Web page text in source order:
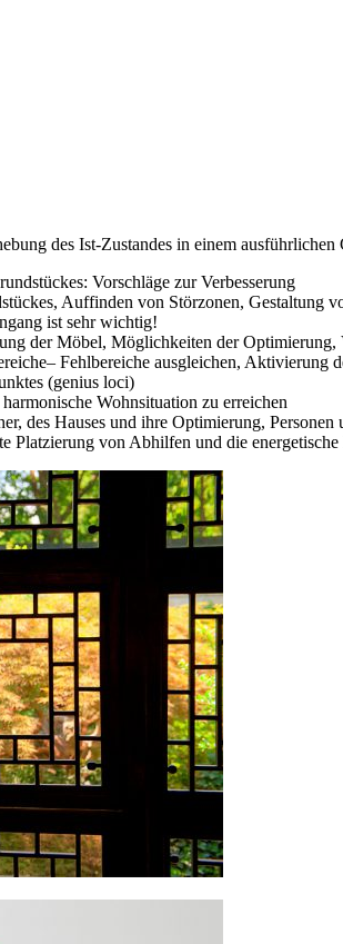
des Ist-Zustandes in einem
Vorschläge zur Verbesserung
Auffinden von Störzonen, Gestaltung
ist sehr wichtig!
der Möbel, Möglichkeiten der
Fehlbereiche ausgleichen, Aktivierung
(genius loci)
Wohnsituation zu erreichen
des Hauses und ihre Optimierung, Personen
Platzierung von Abhilfen und die